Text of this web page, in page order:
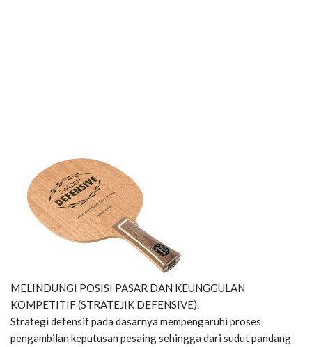
MELINDUNGI POSISI PASAR DAN KEUNGGULAN
KOMPETITIF (STRATEJIK DEFENSIVE).
Strategi defensif pada dasarnya mempengaruhi proses
pengambilan keputusan pesaing sehingga dari sudut pandang